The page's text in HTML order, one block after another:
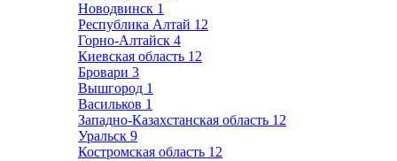
Новодвинск 1
Республика Алтай 12
Горно-Алтайск 4
Киевская область 12
Бровари 3
Вышгород 1
Васильков 1
Западно-Казахстанская область 12
Уральск 9
Костромская область 12